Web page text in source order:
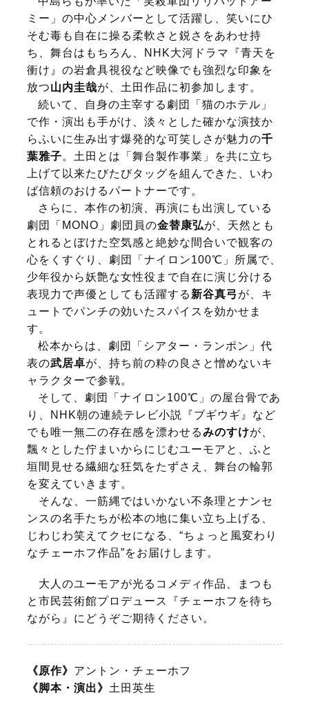
ミー」の中心メンバーとして活躍し、笑いにひ
そむ毒も自在に操る柔軟さと鋭さをあわせ持
ち、舞台はもちろん、NHK大河ドラマ『青天を
衝け』の岩倉具視役など映像でも強烈な印象を
放つ山内圭哉が、土田作品に初参加します。
続いて、自身の主宰する劇団「猫のホテル」
で作・演出も手がけ、淡々とした確かな演技か
らふいに生み出す爆発的な可笑しさが魅力の千
葉雅子。土田とは「舞台製作事業」を共に立ち
上げて以来たびたびタッグを組んできた、いわ
ば信頼のおけるパートナーです。
さらに、本作の初演、再演にも出演している
劇団「MONO」劇団員の金替康弘が、天然とも
とれるとぼけた空気感と絶妙な間合いで観客の
心をくすぐり、劇団「ナイロン100℃」所属で、
少年役から妖艶な女性役まで自在に演じ分ける
表現力で声優としても活躍する 新谷真弓 が、キ
ュートでパンチの効いたスパイスを効かせま
す。
松本からは、劇団「シアター・ランポン」代
表の武居卓が、持ち前の粋の良さと憎めないキ
ャラクターで参戦。
そして、劇団「ナイロン100℃」の屋台骨であ
り、NHK朝の連続テレビ小説『ブギウギ』など
でも唯一無二の存在感を漂わせるみのすけが、
飄々とした佇まいからにじむユーモアと、ふと
垣間見せる繊細な狂気をたずさえ、舞台の輪郭
を変えていきます。
そんな、一筋縄ではいかない不条理とナンセ
ンスの名手たちが松本の地に集い立ち上げる、
じわじわ笑えてクセになる、“ちょっと風変わり
なチェーホフ作品”をお届けします。
大人のユーモアが光るコメディ作品、まつも
と市民芸術館プロデュース『チェーホフを待ち
ながら』にどうぞご期待ください。
《原作》 アントン・チェーホフ
《脚本・演出》 土田英生